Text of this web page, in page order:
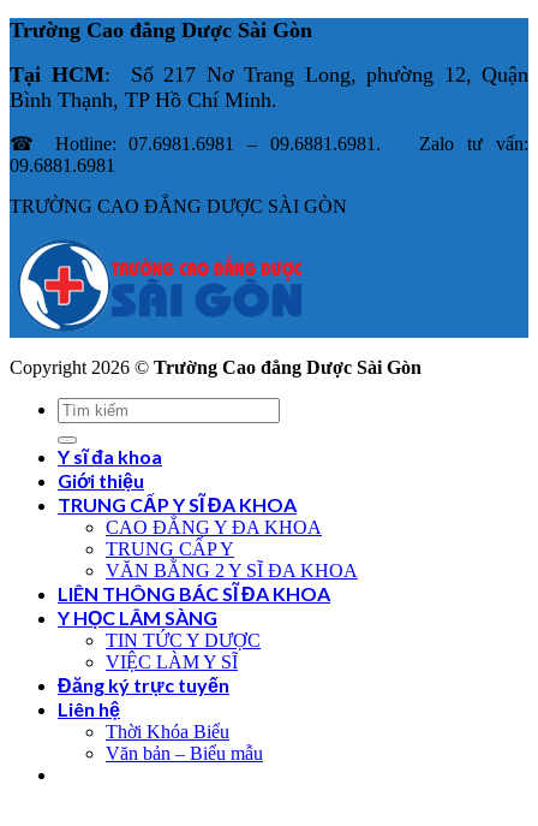
Trường Cao đẳng Dược Sài Gòn
Tại HCM: Số 217 Nơ Trang Long, phường 12, Quận
Bình Thạnh, TP Hồ Chí Minh.
☎ Hotline: 07.6981.6981 – 09.6881.6981. Zalo tư vấn:
09.6881.6981
TRƯỜNG CAO ĐẲNG DƯỢC SÀI GÒN
Copyright 2026 © Trường Cao đẳng Dược Sài Gòn
Y sĩ đa khoa
Giới thiệu
TRUNG CẤP Y SĨ ĐA KHOA
CAO ĐẲNG Y ĐA KHOA
TRUNG CẤP Y
VĂN BẰNG 2 Y SĨ ĐA KHOA
LIÊN THÔNG BÁC SĨ ĐA KHOA
Y HỌC LÂM SÀNG
TIN TỨC Y DƯỢC
VIỆC LÀM Y SĨ
Đăng ký trực tuyến
Liên hệ
Thời Khóa Biểu
Văn bản – Biểu mẫu